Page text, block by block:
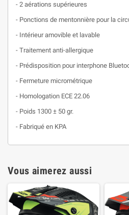
- 2 aérations supérieures
- Ponctions de mentonnière pour la
- Intérieur amovible et lavable
- Traitement anti-allergique
- Prédisposition pour interphone
- Fermeture micrométrique
- Homologation ECE 22.06
- Poids 1300 ± 50 gr.
- Fabriqué en KPA
Vous aimerez aussi